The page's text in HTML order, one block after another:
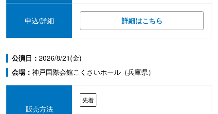
申込/詳細 詳細はこちら
公演日： 2026/8/21(金)
会場： 神戸国際会館こくさいホール（兵庫県）
販売方法
先着